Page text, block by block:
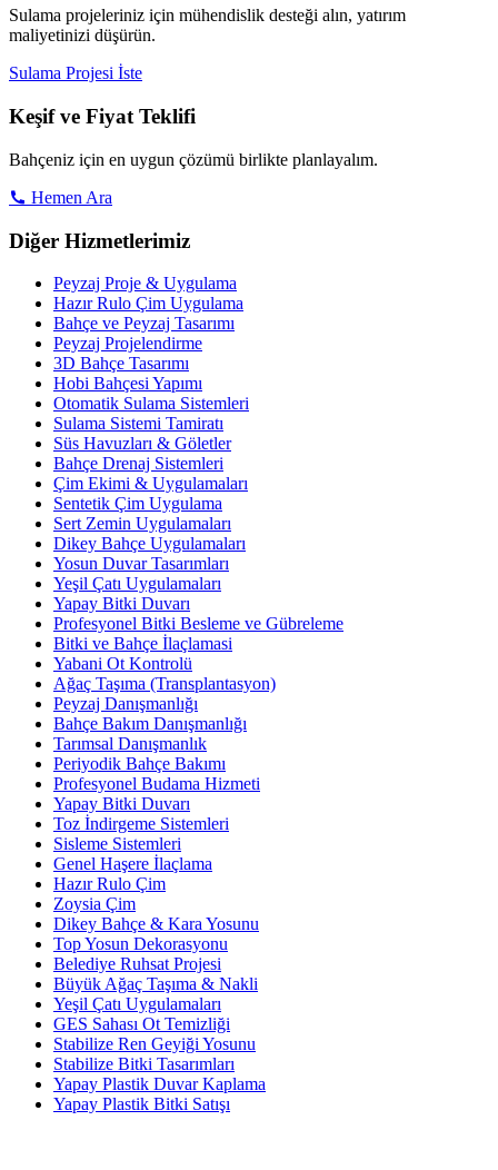
Sulama projeleriniz için mühendislik desteği alın, yatırım
maliyetinizi düşürün.
Sulama Projesi İste
Keşif ve Fiyat Teklifi
Bahçeniz için en uygun çözümü birlikte planlayalım.
Hemen Ara
Diğer Hizmetlerimiz
Peyzaj Proje & Uygulama
Hazır Rulo Çim Uygulama
Bahçe ve Peyzaj Tasarımı
Peyzaj Projelendirme
3D Bahçe Tasarımı
Hobi Bahçesi Yapımı
Otomatik Sulama Sistemleri
Sulama Sistemi Tamiratı
Süs Havuzları & Göletler
Bahçe Drenaj Sistemleri
Çim Ekimi & Uygulamaları
Sentetik Çim Uygulama
Sert Zemin Uygulamaları
Dikey Bahçe Uygulamaları
Yosun Duvar Tasarımları
Yeşil Çatı Uygulamaları
Yapay Bitki Duvarı
Profesyonel Bitki Besleme ve Gübreleme
Bitki ve Bahçe İlaçlamasi
Yabani Ot Kontrolü
Ağaç Taşıma (Transplantasyon)
Peyzaj Danışmanlığı
Bahçe Bakım Danışmanlığı
Tarımsal Danışmanlık
Periyodik Bahçe Bakımı
Profesyonel Budama Hizmeti
Yapay Bitki Duvarı
Toz İndirgeme Sistemleri
Sisleme Sistemleri
Genel Haşere İlaçlama
Hazır Rulo Çim
Zoysia Çim
Dikey Bahçe & Kara Yosunu
Top Yosun Dekorasyonu
Belediye Ruhsat Projesi
Büyük Ağaç Taşıma & Nakli
Yeşil Çatı Uygulamaları
GES Sahası Ot Temizliği
Stabilize Ren Geyiği Yosunu
Stabilize Bitki Tasarımları
Yapay Plastik Duvar Kaplama
Yapay Plastik Bitki Satışı